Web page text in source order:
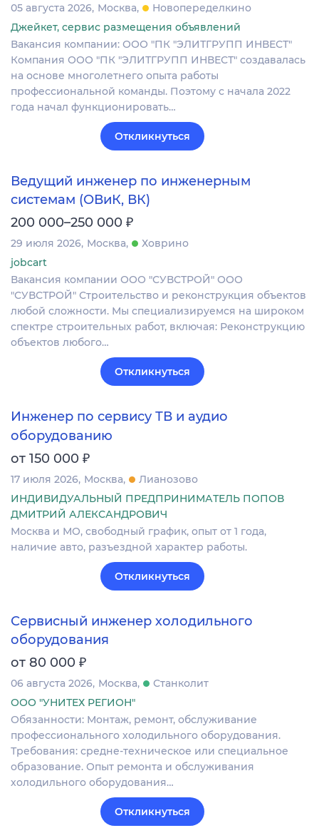
05 августа 2026 Москва
Новопеределкино
Джейкет, сервис размещения объявлений
Вакансия компании: ООО "ПК "ЭЛИТГРУПП ИНВЕСТ"
Компания ООО "ПК "ЭЛИТГРУПП ИНВЕСТ" создавалась
на основе многолетнего опыта работы
профессиональной команды. Поэтому с начала 2022
года начал функционировать…
Откликнуться
Ведущий инженер по инженерным
системам (ОВиК, ВК)
200 000–250 000 ₽
29 июля 2026 Москва
Ховрино
jobcart
Вакансия компании ООО "СУВСТРОЙ" ООО
"СУВСТРОЙ" Строительство и реконструкция объектов
любой сложности. Мы специализируемся на широком
спектре строительных работ, включая: Реконструкцию
объектов любого…
Откликнуться
Инженер по сервису ТВ и аудио
оборудованию
от 150 000 ₽
17 июля 2026 Москва
Лианозово
ИНДИВИДУАЛЬНЫЙ ПРЕДПРИНИМАТЕЛЬ ПОПОВ
ДМИТРИЙ АЛЕКСАНДРОВИЧ
Москва и МО, свободный график, опыт от 1 года,
наличие авто, разъездной характер работы.
Откликнуться
Сервисный инженер холодильного
оборудования
от 80 000 ₽
06 августа 2026 Москва
Станколит
ООО "УНИТЕХ РЕГИОН"
Обязанности: Монтаж, ремонт, обслуживание
профессионального холодильного оборудования.
Требования: средне-техническое или специальное
образование. Опыт ремонта и обслуживания
холодильного оборудования…
Откликнуться